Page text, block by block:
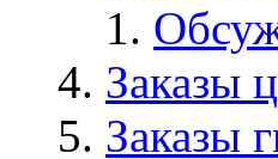
Заказы
Заказы